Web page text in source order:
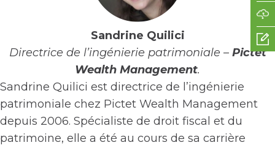
Sandrine Quilici
Directrice de l’ingénierie patrimoniale – Pictet
Wealth Management.
Sandrine Quilici est directrice de l’ingénierie
patrimoniale chez Pictet Wealth Management
depuis 2006. Spécialiste de droit fiscal et du
patrimoine, elle a été au cours de sa carrière